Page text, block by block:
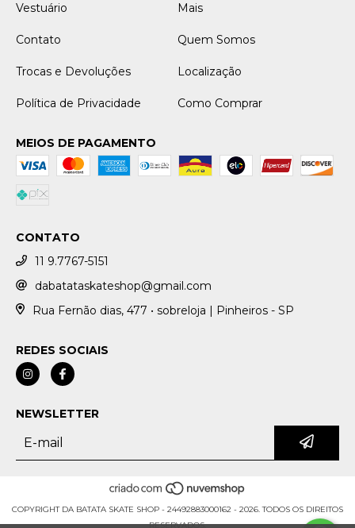
Vestuário Mais
Contato Quem Somos
Trocas e Devoluções Localização
Política de Privacidade Como Comprar
MEIOS DE PAGAMENTO
CONTATO
11 9.7767-5151
dabatataskateshop@gmail.com
Rua Fernão dias, 477 • sobreloja | Pinheiros - SP
REDES SOCIAIS
NEWSLETTER
COPYRIGHT DA BATATA SKATE SHOP - 24492883000162 - 2026. TODOS OS DIREITOS
RESERVADOS.